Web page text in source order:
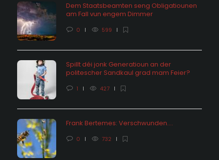
Dem Staatsbeamten seng Obligatiounen
am Fall vun engem Dimmer
0 599
Spillt déi jonk Generatioun an der
politescher Sandkaul grad mam Feier?
1 427
Frank Bertemes: Verschwunden….
0 732